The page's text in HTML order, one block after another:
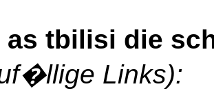
as tbilisi die
Links):